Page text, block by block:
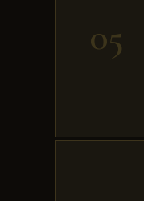
05